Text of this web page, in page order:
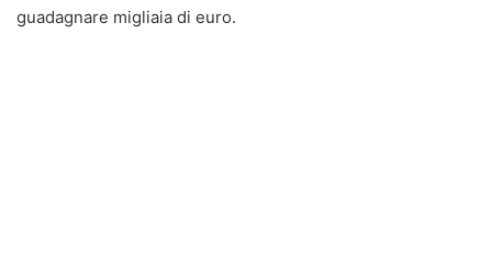
guadagnare migliaia di euro.